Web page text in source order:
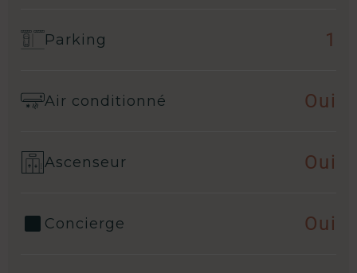
Parking 1
Air conditionné Oui
Ascenseur Oui
Concierge Oui